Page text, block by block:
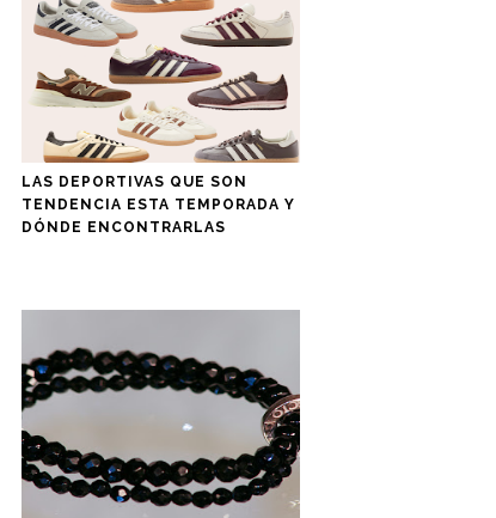
LAS DEPORTIVAS QUE SON
TENDENCIA ESTA TEMPORADA Y
DÓNDE ENCONTRARLAS